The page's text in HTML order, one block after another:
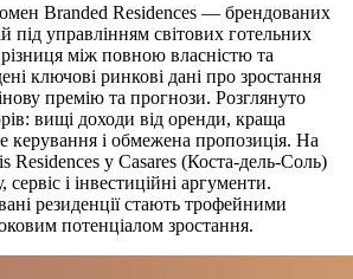
Branded Residences — брендованих
під управлінням світових готельних
між повною власністю та
ключові ринкові дані про зростання
премію та прогнози. Розглянуто
вищі доходи від оренди, краща
керування і обмежена пропозиція. На
Residences у Casares (Коста‑дель‑Соль)
сервіс і інвестиційні аргументи.
резиденції стають трофейними
потенціалом зростання.